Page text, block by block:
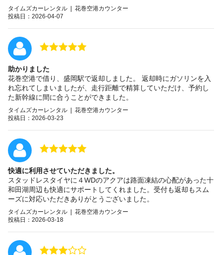
タイムズカーレンタル | 花巻空港カウンター
投稿日：2026-04-07
助かりました
花巻空港で借り、盛岡駅で返却しました。 返却時にガソリンを入
れ忘れてしまいましたが、走行距離で精算していただけ、予約し
た新幹線に間に合うことができました。
タイムズカーレンタル | 花巻空港カウンター
投稿日：2026-03-23
快適に利用させていただきました。
スタッドレスタイヤに４WDのアクアは路面凍結の心配があった十
和田湖周辺も快適にサポートしてくれました。受付も返却もスム
ーズに対応いただきありがとうございました。
タイムズカーレンタル | 花巻空港カウンター
投稿日：2026-03-18